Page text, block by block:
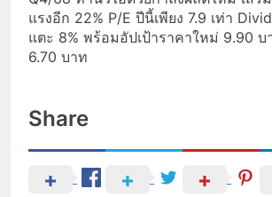
แรงอีก 22% P/E ปีนี้เพียง 7.9 เท่า
แตะ 8% พร้อมอัปเป้าราคาใหม่ 9.90
6.70 บาท
Share